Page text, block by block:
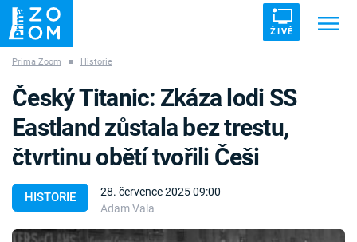
ŽIVĚ
ZÁHADY VETŘELCI DÁVNOVĚKU
Témata
Prima Zoom ■ Historie
HISTORIE
28. července 2025 09:00
Adam Vala
Český Titanic: Zkáza lodi SS
Eastland zůstala bez trestu,
čtvrtinu obětí tvořili Češi